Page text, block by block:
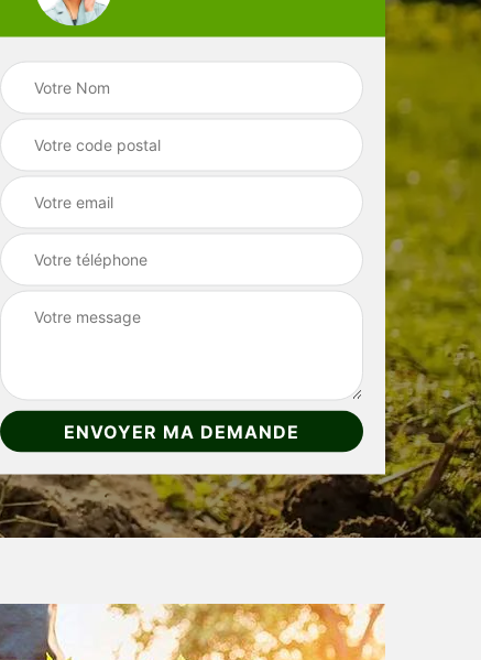
Entreprise de
jardinage 46
Jardinier taille
haie 46